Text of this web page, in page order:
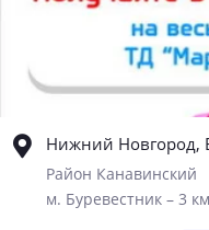
Нижний Новгород,
Район Канавинский
м. Буревестник – 3 км